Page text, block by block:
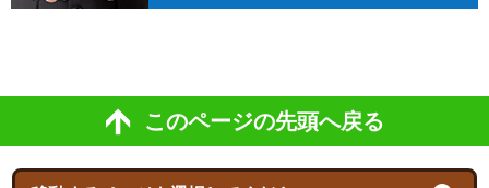
このページの先頭へ戻る